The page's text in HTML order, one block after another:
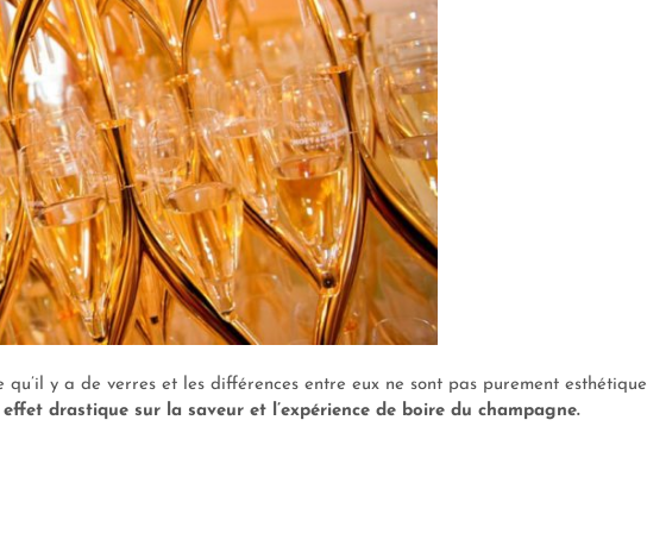
y a de verres et les différences entre eux ne sont pas purement
drastique sur la saveur et l’expérience de boire du champagne.